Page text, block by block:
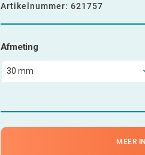
Artikelnummer: 621757
Afmeting
MEER